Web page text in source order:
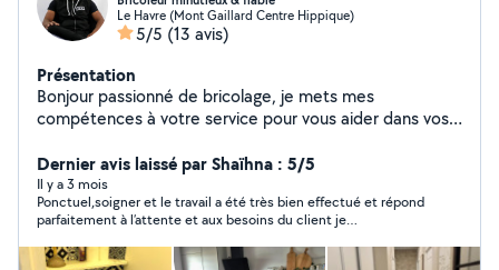
Le Havre (Mont Gaillard Centre Hippique)
5/5 (13 avis)
Présentation
Bonjour passionné de bricolage, je mets mes
compétences à votre service pour vous aider dans vos
petites réparations, installation TV, tringles, étagères,
etc. Je suis sérieux, soigneux et toujours de bonne
humeur. Je m'adapte a vos besoins et laisse toujours un
chantier propre. À bientôt !
Dernier avis laissé par Shaïhna : 5/5
Il y a 3 mois
Ponctuel,soigner et le travail a été très bien effectué et répond
parfaitement à l’attente et aux besoins du client je